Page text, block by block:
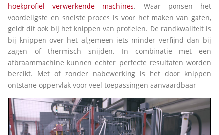
hoekprofiel verwerkende machines. Waar ponsen het
voordeligste en snelste proces is voor het maken van gaten,
geldt dit ook bij het knippen van profielen. De randkwaliteit is
bij knippen over het algemeen iets minder verfijnd dan bij
zagen of thermisch snijden. In combinatie met een
afbraammachine kunnen echter perfecte resultaten worden
bereikt. Met of zonder nabewerking is het door knippen
ontstane oppervlak voor veel toepassingen aanvaardbaar.